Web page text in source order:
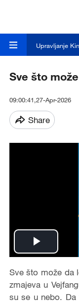
Upravljanje
Sve što
09:00:41,27-Apr-2026
Share
Play
Video
Sve što može da
zmajeva u
su se u nebo. Da